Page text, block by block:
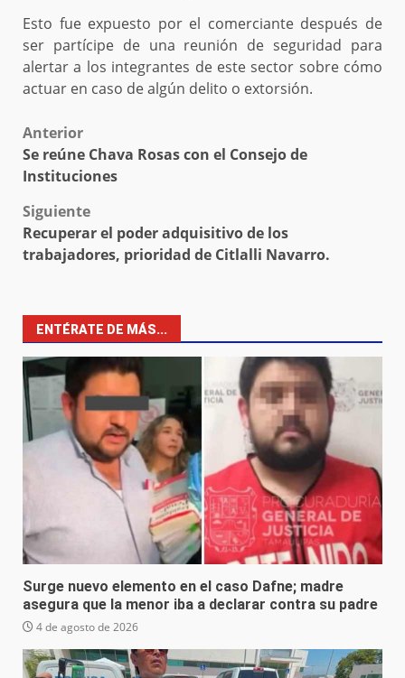
Esto fue expuesto por el comerciante después de
ser partícipe de una reunión de seguridad para
alertar a los integrantes de este sector sobre cómo
actuar en caso de algún delito o extorsión.
Post
navigation
Anterior
Se reúne Chava Rosas con el Consejo de
Instituciones
Siguiente
Recuperar el poder adquisitivo de los
trabajadores, prioridad de Citlalli Navarro.
ENTÉRATE DE MÁS...
Surge nuevo elemento en el caso Dafne; madre
asegura que la menor iba a declarar contra su padre
4 de agosto de 2026